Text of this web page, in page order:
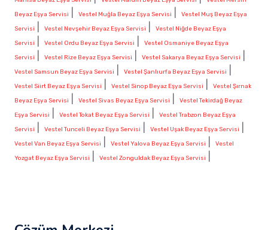
Beyaz Eşya Servisi
Vestel Muğla Beyaz Eşya Servisi
Vestel Muş Beyaz Eşya
Servisi
Vestel Nevşehir Beyaz Eşya Servisi
Vestel Niğde Beyaz Eşya
Servisi
Vestel Ordu Beyaz Eşya Servisi
Vestel Osmaniye Beyaz Eşya
Servisi
Vestel Rize Beyaz Eşya Servisi Vestel Sakarya Beyaz Eşya Servisi
Vestel Samsun Beyaz Eşya Servisi Vestel Şanlıurfa Beyaz Eşya Servisi
Vestel Siirt Beyaz Eşya Servisi Vestel Sinop Beyaz Eşya Servisi
Vestel Şırnak
Beyaz Eşya Servisi
Vestel Sivas Beyaz Eşya Servisi
Vestel Tekirdağ Beyaz
Eşya Servisi
Vestel Tokat Beyaz Eşya Servisi
Vestel Trabzon Beyaz Eşya
Servisi
Vestel Tunceli Beyaz Eşya Servisi Vestel Uşak Beyaz Eşya Servisi
Vestel Van Beyaz Eşya Servisi Vestel Yalova Beyaz Eşya Servisi
Vestel
Yozgat Beyaz Eşya Servisi
Vestel Zonguldak Beyaz Eşya Servisi